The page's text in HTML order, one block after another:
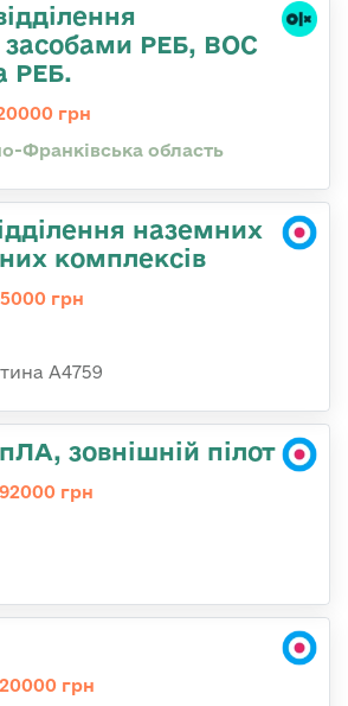
засобами РЕБ, ВОС
РЕБ.
грн
Франківська область
наземних
комплексів
грн
А4759
зовнішній пілот
грн
грн